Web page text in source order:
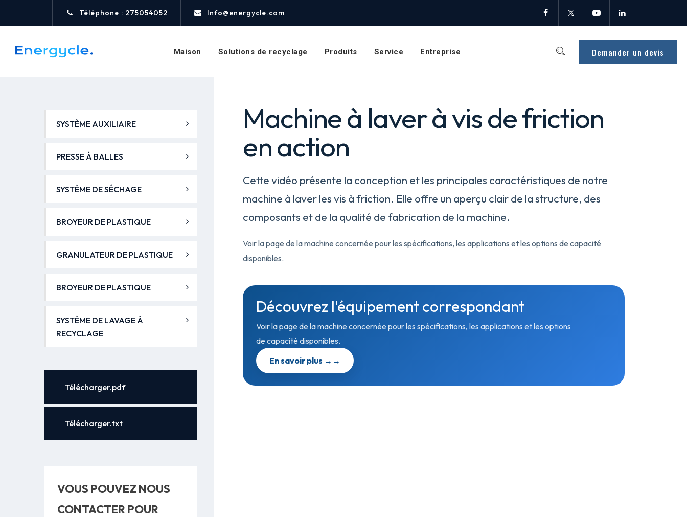
Téléphone : 275054052 Info@energycle.com
Demander un devis
Maison Solutions de recyclage Produits Service Entreprise
Machine
vis
Machine à laver à vis de friction
en action
Cette vidéo présente la conception et les principales caractéristiques de notre
machine à laver les vis à friction. Elle offre un aperçu clair de la structure, des
composants et de la qualité de fabrication de la machine.
Voir la page de la machine concernée pour les spécifications, les applications et les options de capacité
disponibles.
Découvrez l'équipement correspondant
Voir la page de la machine concernée pour les spécifications, les applications et les options
de capacité disponibles.
En savoir plus → →
SYSTÈME AUXILIAIRE
PRESSE À BALLES
SYSTÈME DE SÉCHAGE
BROYEUR DE PLASTIQUE
GRANULATEUR DE PLASTIQUE
BROYEUR DE PLASTIQUE
SYSTÈME DE LAVAGE À
RECYCLAGE
Télécharger.pdf
Télécharger.txt
VOUS POUVEZ NOUS
CONTACTER POUR